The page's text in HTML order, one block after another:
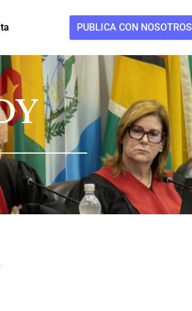
PUBLICA CON NOSOTROS